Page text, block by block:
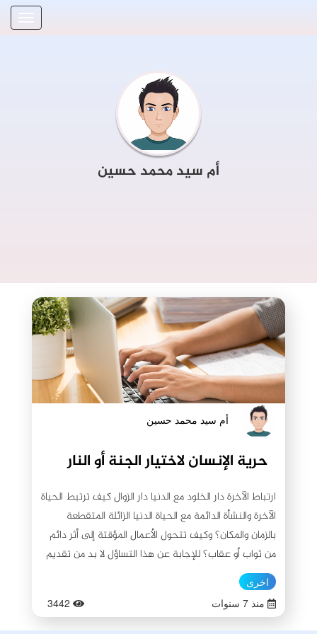
أم سيد محمد حسين
أم سيد محمد حسين
حرية الإنسان لاختيار الجنة أو النار
ارتباط الآخرة دار الخلود مع الدنيا دار الزوال كيف ترتبط الحياة
الآخرة والنشأة الدائمة مع الحياة الدنيا الزائلة المتقطعة
بالزمان والمكان؟ وكيف تتحول الأعمال المؤقتة إلى أثر دائم
من ثواب أو عقاب؟ للإجابة عن هذا التساؤل لا بد من تقديم
مقدمة تصورية وهي: أن الوعي والحياة في هذه الدنيا تبدو
متقطعة فلا نشعر فيها إلا بحضور المشهد الآني الذي نحن
فيه، ثم يمضي المشهد إلى مشهد آخر ويصبح الأول من
اخرى
منذ 7 سنوات
3442